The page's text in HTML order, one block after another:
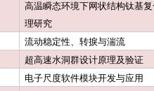
高温瞬态环境下网状结构钛基
理研究
流动稳定性、转捩与湍流
超高速水洞群设计原理及验证
电子尺度软件模块开发与应用